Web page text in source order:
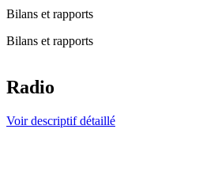
Bilans et rapports
Bilans et rapports
Radio
Voir descriptif détaillé